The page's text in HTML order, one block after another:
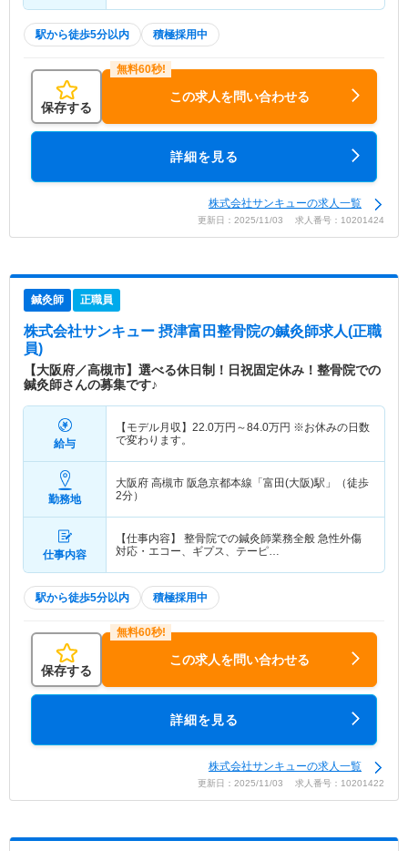
駅から徒歩5分以内 積極採用中
保存する
この求人を問い合わせる
詳細を見る
株式会社サンキューの求人一覧
更新日：2025/11/03 求人番号：10201424
鍼灸師 正職員
株式会社サンキュー 摂津富田整骨院の鍼灸師求人(正職
員)
【大阪府／高槻市】選べる休日制！日祝固定休み！整骨院での
鍼灸師さんの募集です♪
給与
【モデル月収】 22.0万円～84.0万円 ※お休みの日数
で変わります。
勤務地
大阪府 高槻市 阪急京都本線「富田(大阪)駅」（徒歩
2分）
仕事内容
【仕事内容】 整骨院での鍼灸師業務全般 急性外傷
対応・エコー、ギプス、テーピ…
駅から徒歩5分以内 積極採用中
保存する
この求人を問い合わせる
詳細を見る
株式会社サンキューの求人一覧
更新日：2025/11/03 求人番号：10201422